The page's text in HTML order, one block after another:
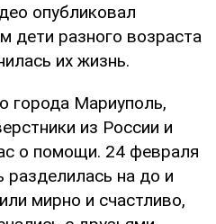
опубликовал
дети разного возраста
их жизнь.
города Мариуполь,
из России и
о помощи. 24 февраля
на до и
мирно и счастливо,